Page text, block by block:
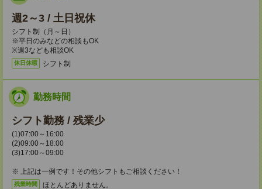
週2～3 / 土日祝休
シフト制（月～日）
※平日のみなどの相談もOK
※週3なども相談OK
休日休暇 シフト制
勤務時間
シフト勤務 / 残業少
(1)07:00～16:00
(2)09:00～18:00
(3)17:00～09:00
※ 上記は一例です！その他シフトもご相談ください！
残業時間 ほとんどありません。